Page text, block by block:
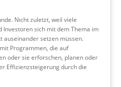
Nicht zuletzt, weil viele
Investoren sich mit dem Thema im
auseinander setzen müssen.
Programmen, die auf
oder sie erforschen, planen oder
Effizienzsteigerung durch die